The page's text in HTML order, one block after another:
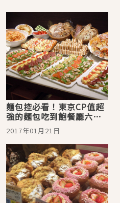
麵包控必看！東京CP值超
強的麵包吃到飽餐廳六
選！
2017年01月21日